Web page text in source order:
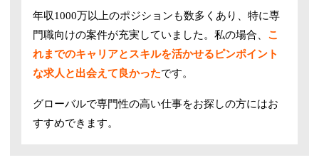
年収1000万以上のポジションも数多くあり、特に専
門職向けの案件が充実していました。私の場合、 こ
れまでのキャリアとスキルを活かせるピンポイント
な求人と出会えて良かったです。
グローバルで専門性の高い仕事をお探しの方にはお
すすめできます。